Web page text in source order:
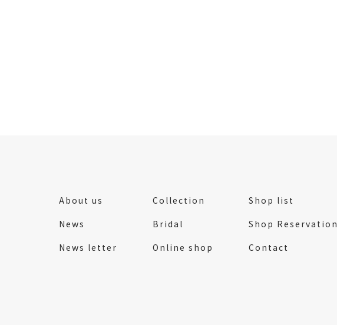
About us
News
News letter
Collection
Bridal
Online shop
Shop list
Shop Reservation
Contact